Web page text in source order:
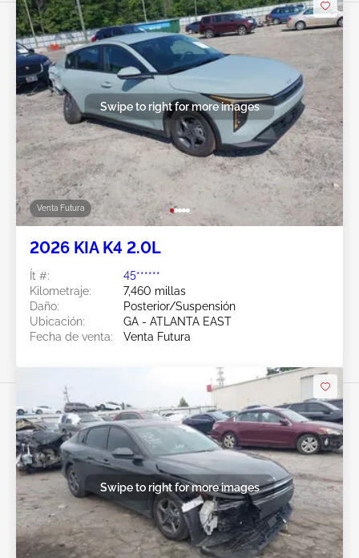
Venta Futura
Swipe to right for more images
2026 KIA K4 2.0L
Ít #:
45******
Kilometraje:
7,460 millas
Daño:
Posterior/Suspensión
Ubicación:
GA - ATLANTA EAST
Fecha de venta:
Venta Futura
Swipe to right for more images